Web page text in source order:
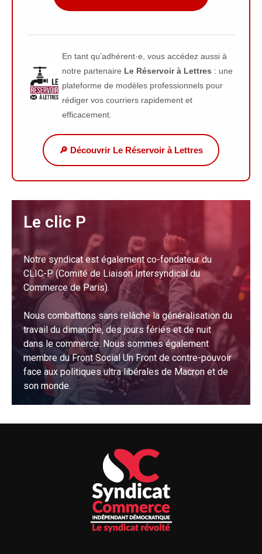
En tant qu’adhérent·e, vous accédez aussi à
notre partenaire Le Réservoir à Lettres : une
plateforme de modèles professionnels pour
rédiger vos courriers rapidement et
efficacement.
🔎 Découvrir Le Réservoir à Lettres
Le clic P
Notre syndicat est également co-fondateur du
CLIC-P (Comité de Liaison Intersyndical du
Commerce de Paris).
Nous combattons sans relâche la généralisation du
travail du dimanche, des jours fériés et de nuit
dans le commerce. Nous sommes également
membre du Front Social Un Front de contre-pouvoir
face aux politiques ultra libérales de Macron et de
son monde.